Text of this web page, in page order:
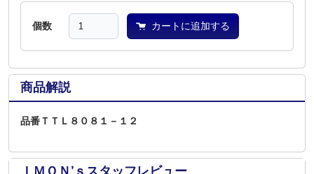
個数 カートに追加する
商品解説
品番ＴＴＬ８０８１－１２